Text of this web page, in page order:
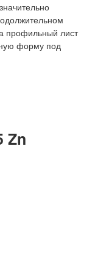
профильный лист
форму под
Zn